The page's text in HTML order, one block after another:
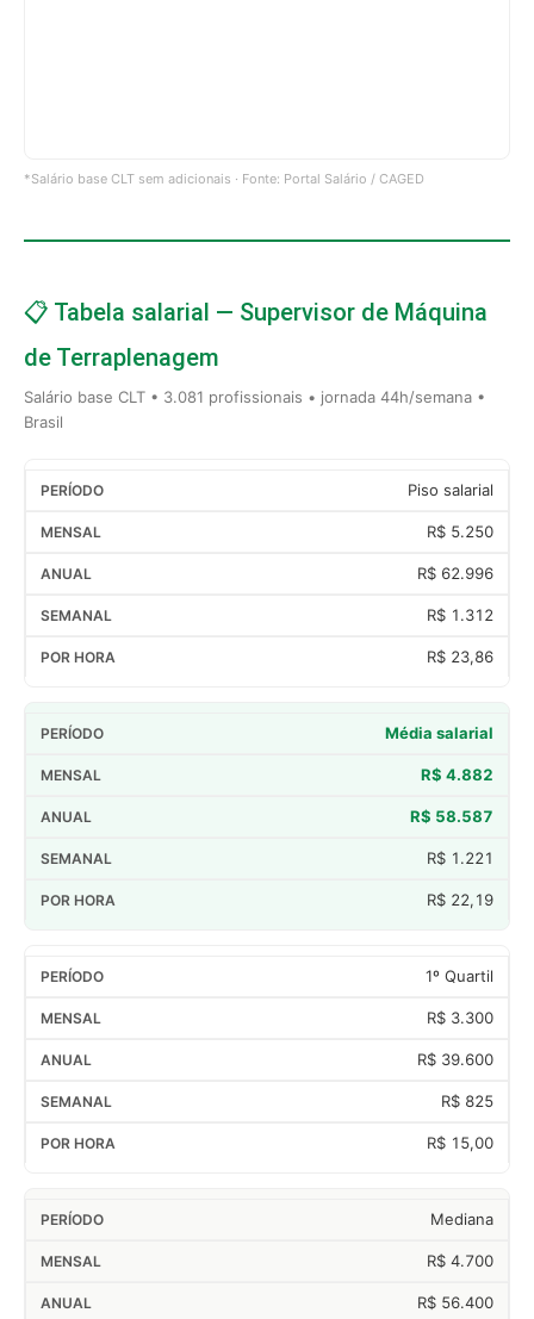
*Salário base CLT sem adicionais · Fonte: Portal Salário / CAGED
📋 Tabela salarial — Supervisor de Máquina
de Terraplenagem
Salário base CLT • 3.081 profissionais • jornada 44h/semana •
Brasil
Piso salarial
R$ 5.250
R$ 62.996
R$ 1.312
R$ 23,86
Média salarial
R$ 4.882
R$ 58.587
R$ 1.221
R$ 22,19
1º Quartil
R$ 3.300
R$ 39.600
R$ 825
R$ 15,00
Mediana
R$ 4.700
R$ 56.400